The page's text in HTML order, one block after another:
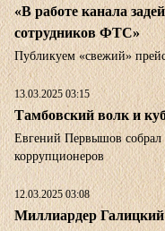
«В работе канала
сотрудников ФТС»
Публикуем «свежий»
13.03.2025 03:15
Тамбовский волк и
Евгений Первышов собрал
коррупционеров
12.03.2025 03:08
Миллиардер Галицкий